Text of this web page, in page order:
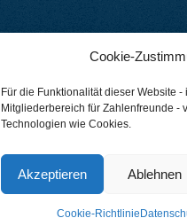
Cookie-
Für die Funktionalität dieser Website
Mitgliederbereich für Zahlenfreunde -
Technologien wie Cookies.
Akzeptieren Ablehnen
Cookie-Richtlinie